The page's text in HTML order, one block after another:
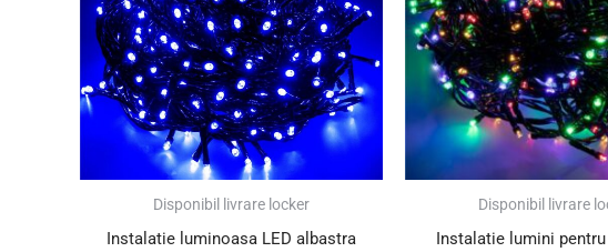
Disponibil livrare locker
Instalatie luminoasa LED albastra
Disponibil livrare
Instalatie lumini